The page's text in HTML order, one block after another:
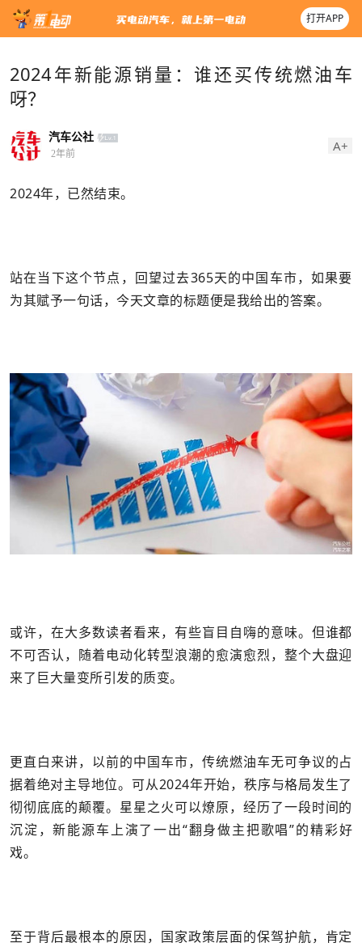
打开APP
2024年新能源销量：谁还买传统燃油车
呀？
汽车公社
2年前 A+
2024年，已然结束。
站在当下这个节点，回望过去365天的中国车市，如果要
为其赋予一句话，今天文章的标题便是我给出的答案。
或许，在大多数读者看来，有些盲目自嗨的意味。但谁都
不可否认，随着电动化转型浪潮的愈演愈烈，整个大盘迎
来了巨大量变所引发的质变。
更直白来讲，以前的中国车市，传统燃油车无可争议的占
据着绝对主导地位。可从2024年开始，秩序与格局发生了
彻彻底底的颠覆。星星之火可以燎原，经历了一段时间的
沉淀，新能源车上演了一出“翻身做主把歌唱”的精彩好
戏。
至于背后最根本的原因，国家政策层面的保驾护航，肯定